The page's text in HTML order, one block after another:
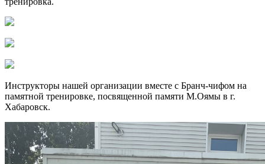
Инструкторы нашей организации вместе с Бранч-чифом на
памятной тренировке, посвященной памяти М.Оямы в г.
Хабаровск.